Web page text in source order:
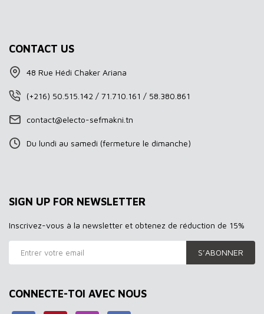
CONTACT US
48 Rue Hédi Chaker Ariana
(+216) 50.515.142 / 71.710.161 / 58.380.861
contact@electo-sefmakni.tn
Du lundi au samedi (fermeture le dimanche)
SIGN UP FOR NEWSLETTER
Inscrivez-vous à la newsletter et obtenez de réduction de 15%
S’ABONNER
CONNECTE-TOI AVEC NOUS